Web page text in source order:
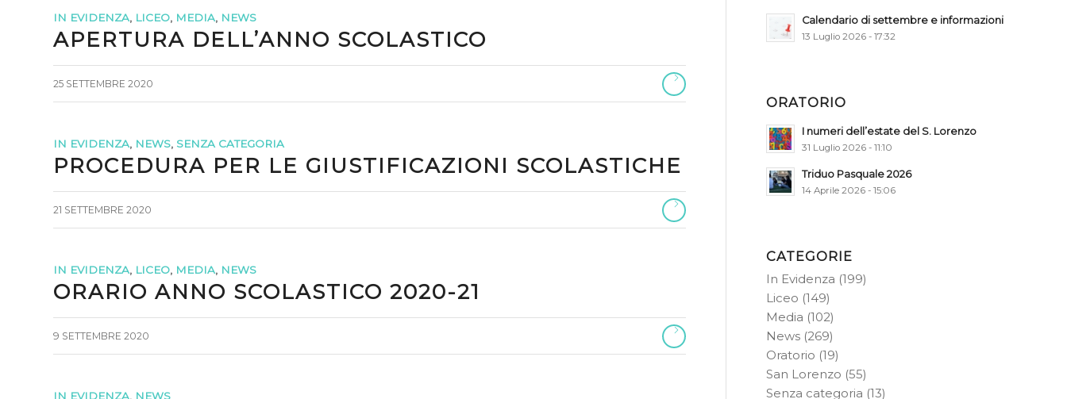
IN EVIDENZA, LICEO, MEDIA, NEWS
APERTURA DELL’ANNO SCOLASTICO
25 SETTEMBRE 2020
IN EVIDENZA, NEWS, SENZA CATEGORIA
PROCEDURA PER LE GIUSTIFICAZIONI SCOLASTICHE
21 SETTEMBRE 2020
IN EVIDENZA, LICEO, MEDIA, NEWS
ORARIO ANNO SCOLASTICO 2020-21
9 SETTEMBRE 2020
IN EVIDENZA, NEWS
Calendario di settembre e informazioni
13 Luglio 2026 - 17:32
ORATORIO
I numeri dell’estate del S. Lorenzo
31 Luglio 2026 - 11:10
Triduo Pasquale 2026
14 Aprile 2026 - 15:06
CATEGORIE
In Evidenza (199)
Liceo (149)
Media (102)
News (269)
Oratorio (19)
San Lorenzo (55)
Senza categoria (13)